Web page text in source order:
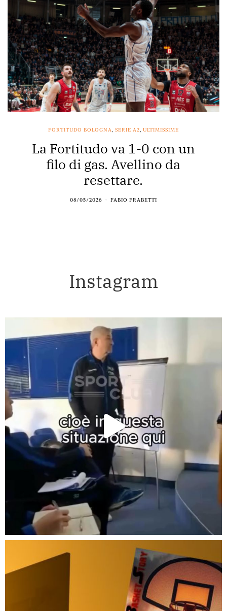
FORTITUDO BOLOGNA, SERIE A2, ULTIMISSIME
La Fortitudo va 1-0 con un
filo di gas. Avellino da
resettare.
08/05/2026 FABIO FRABETTI
Instagram